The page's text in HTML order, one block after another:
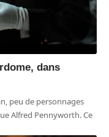
dans
peu de personnages
Alfred Pennyworth. Ce